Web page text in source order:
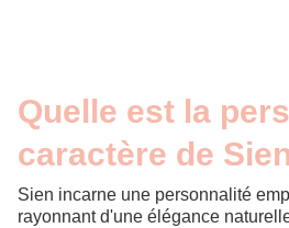
Quelle est la
caractère de
Sien incarne une personnalité
rayonnant d'une élégance